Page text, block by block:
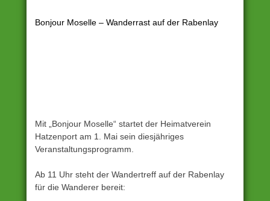
Wanderung,
im
Frühling,
Wandertreff
Bonjour Moselle – Wanderrast auf der Rabenlay
Mit „Bonjour Moselle“ startet der Heimatverein
Hatzenport am 1. Mai sein diesjähriges
Veranstaltungsprogramm.
Ab 11 Uhr steht der Wandertreff auf der Rabenlay
für die Wanderer bereit: